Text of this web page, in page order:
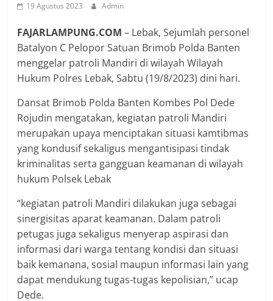
19 Agustus 2023 Admin
FAJARLAMPUNG.COM– Lebak, Sejumlah personel
Batalyon C Pelopor Satuan Brimob Polda Banten
menggelar patroli Mandiri di wilayah Wilayah
Hukum Polres Lebak, Sabtu (19/8/2023) dini hari.
Dansat Brimob Polda Banten Kombes Pol Dede
Rojudin mengatakan, kegiatan patroli Mandiri
merupakan upaya menciptakan situasi kamtibmas
yang kondusif sekaligus mengantisipasi tindak
kriminalitas serta gangguan keamanan di wilayah
hukum Polsek Lebak
“kegiatan patroli Mandiri dilakukan juga sebagai
sinergisitas aparat keamanan. Dalam patroli
petugas juga sekaligus menyerap aspirasi dan
informasi dari warga tentang kondisi dan situasi
baik kemanana, sosial maupun informasi lain yang
dapat mendukung tugas-tugas kepolisian,” ucap
Dede.